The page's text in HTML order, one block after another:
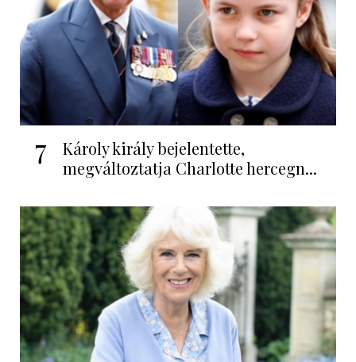
7
Károly király bejelentette,
megváltoztatja Charlotte hercegn...